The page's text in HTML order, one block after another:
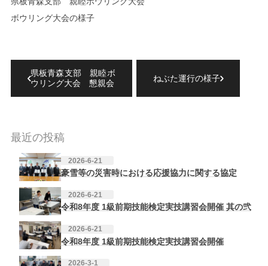
ボウリング大会の様子
県板青森支部 親睦ボ
ウリング大会 懇親会
ねぶた運行の様子
最近の投稿
2026-6-21
豪雪等の災害時における応援協力に関する協定
2026-6-21
令和8年度 1級前期技能検定実技講習会開催 其の弐
2026-6-21
令和8年度 1級前期技能検定実技講習会開催
2026-3-1